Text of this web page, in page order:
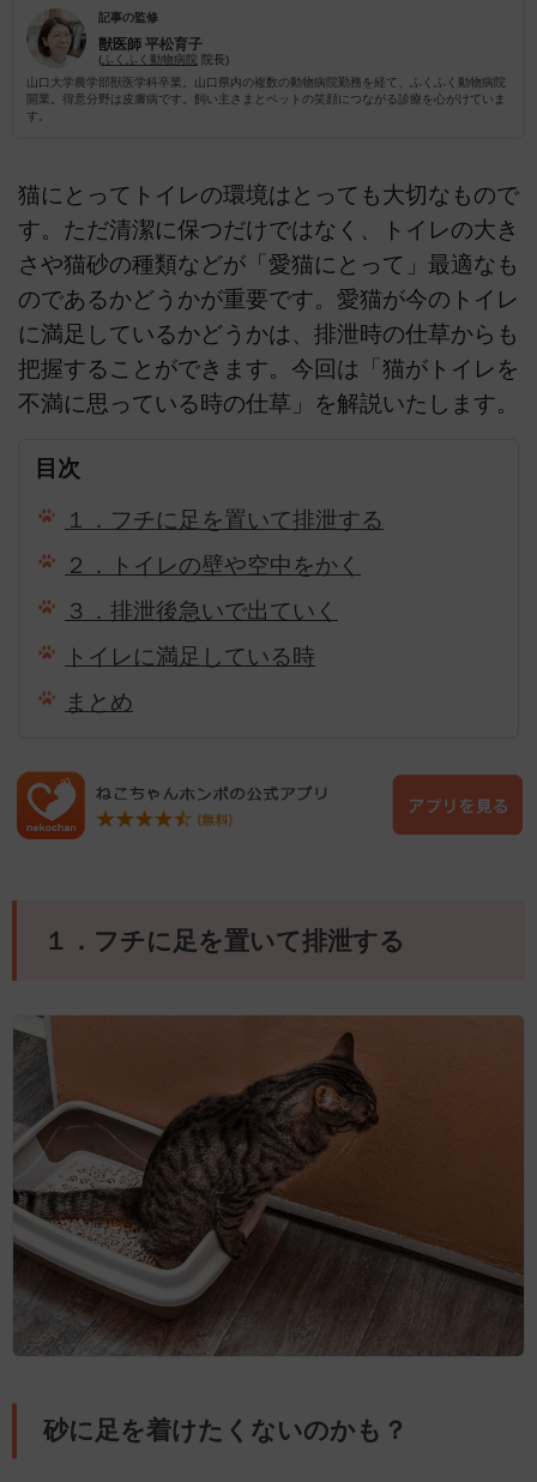
記事の監修
獣医師 平松育子
( ふくふく動物病院 院長)
山口大学農学部獣医学科卒業。山口県内の複数の動物病院勤務を経て、ふくふく動物病院
開業。得意分野は皮膚病です。飼い主さまとペットの笑顔につながる診療を心がけていま
す。
猫にとってトイレの環境はとっても大切なもので
す。ただ清潔に保つだけではなく、トイレの大き
さや猫砂の種類などが「愛猫にとって」最適なも
のであるかどうかが重要です。愛猫が今のトイレ
に満足しているかどうかは、排泄時の仕草からも
把握することができます。今回は「猫がトイレを
不満に思っている時の仕草」を解説いたします。
目次
１．フチに足を置いて排泄する
２．トイレの壁や空中をかく
３．排泄後急いで出ていく
トイレに満足している時
まとめ
１．フチに足を置いて排泄する
砂に足を着けたくないのかも？